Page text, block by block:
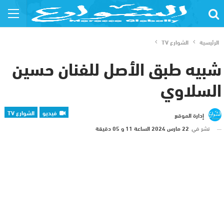
الرئيسية الشوارع TV
شبيه طبق الأصل للفنان حسين
السلاوي
فيديو الشوارع TV
إدارة الموقع
نشر في 22 مارس 2024 الساعة 11 و 05 دقيقة